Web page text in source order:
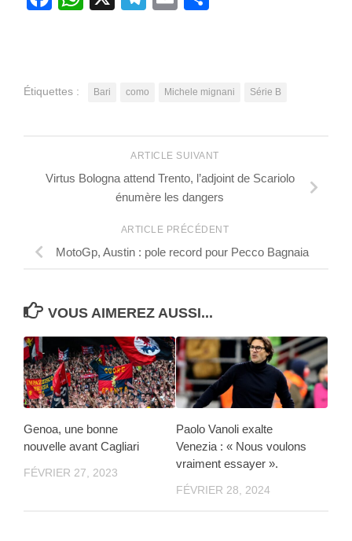
Étiquettes : Bari como Michele mignani Série B
ARTICLE SUIVANT
Virtus Bologna attend Trento, l’adjoint de Scariolo
énumère les dangers
ARTICLE PRÉCÉDENT
MotoGp, Austin : pole record pour Pecco Bagnaia
VOUS AIMEREZ AUSSI...
Genoa, une bonne
nouvelle avant Cagliari
FÉVRIER 27, 2023
Paolo Vanoli exalte
Venezia : « Nous voulons
vraiment essayer ».
FÉVRIER 28, 2024